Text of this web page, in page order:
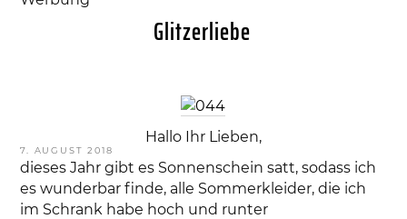
VERÖFFENTLICHT
AM
7. AUGUST 2018
Glitzerliebe
Hallo Ihr Lieben,
dieses Jahr gibt es Sonnenschein satt, sodass ich
es wunderbar finde, alle Sommerkleider, die ich
im Schrank habe hoch und runter